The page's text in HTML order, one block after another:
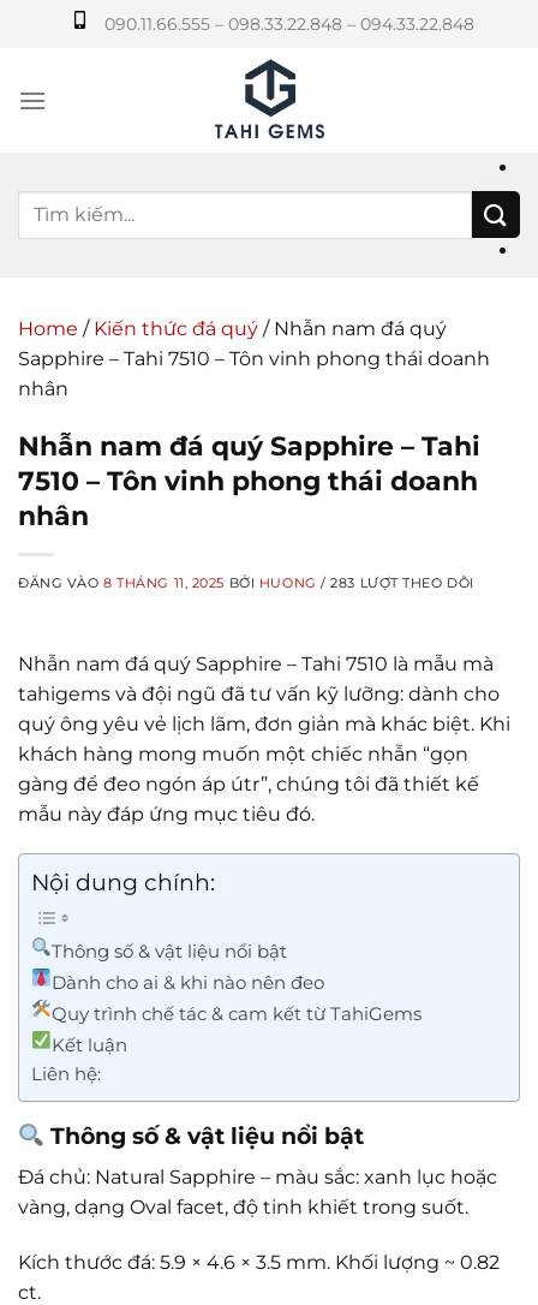
dung
090.11.66.555 – 098.33.22.848 – 094.33.22.848
Home / Kiến thức đá quý / Nhẫn nam đá quý
Sapphire – Tahi 7510 – Tôn vinh phong thái doanh
nhân
Nhẫn nam đá quý Sapphire – Tahi
7510 – Tôn vinh phong thái doanh
nhân
ĐĂNG VÀO8 THÁNG 11, 2025 BỞI HUONG / 283 LƯỢT THEO DÕI
Nhẫn nam đá quý Sapphire – Tahi 7510 là mẫu mà
tahigems và đội ngũ đã tư vấn kỹ lưỡng: dành cho
quý ông yêu vẻ lịch lãm, đơn giản mà khác biệt. Khi
khách hàng mong muốn một chiếc nhẫn “gọn
gàng để đeo ngón áp útr”, chúng tôi đã thiết kế
mẫu này đáp ứng mục tiêu đó.
Nội dung chính:
Thông số & vật liệu nổi bật
Dành cho ai & khi nào nên đeo
Quy trình chế tác & cam kết từ TahiGems
Kết luận
Liên hệ:
Thông số & vật liệu nổi bật
Đá chủ: Natural Sapphire – màu sắc: xanh lục hoặc
vàng, dạng Oval facet, độ tinh khiết trong suốt.
Kích thước đá: 5.9 × 4.6 × 3.5 mm. Khối lượng ~ 0.82
ct.